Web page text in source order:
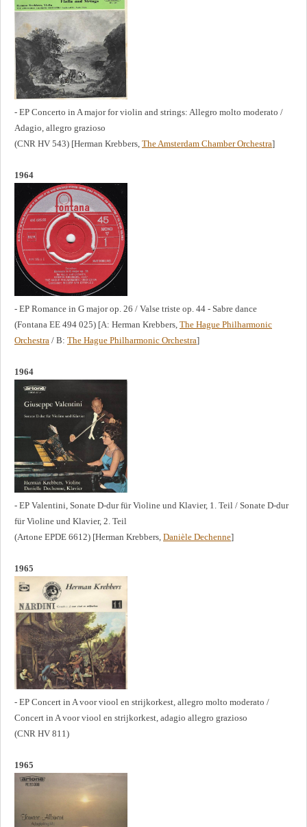
- EP Concerto in A major for violin and strings: Allegro molto moderato /
Adagio, allegro grazioso
(CNR HV 543) [Herman Krebbers, The Amsterdam Chamber Orchestra]
1964
- EP Romance in G major op. 26 / Valse triste op. 44 - Sabre dance
(Fontana EE 494 025) [A: Herman Krebbers, The Hague Philharmonic
Orchestra / B: The Hague Philharmonic Orchestra]
1964
- EP Valentini, Sonate D-dur für Violine und Klavier, 1. Teil / Sonate D-dur
für Violine und Klavier, 2. Teil
(Artone EPDE 6612) [Herman Krebbers, Danièle Dechenne]
1965
- EP Concert in A voor viool en strijkorkest, allegro molto moderato /
Concert in A voor viool en strijkorkest, adagio allegro grazioso
(CNR HV 811)
1965